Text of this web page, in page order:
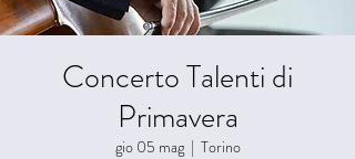
Concerto Talenti di
Primavera
gio 05 mag
  |
Torino